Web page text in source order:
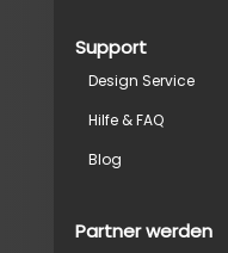
Support
Design Service
Hilfe & FAQ
Blog
Partner werden